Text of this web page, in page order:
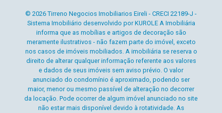
© 2026 Tirreno Negocios Imobiliarios Eireli - CRECI 22189-J -
Sistema Imobiliário desenvolvido por KUROLE A Imobiliária
informa que as mobílias e artigos de decoração são
meramente ilustrativos - não fazem parte do imóvel, exceto
nos casos de imóveis mobiliados. A imobiliária se reserva o
direito de alterar qualquer informação referente aos valores
e dados de seus imóveis sem aviso prévio. O valor
anunciado do condomínio é aproximado, podendo ser
maior, menor ou mesmo passível de alteração no decorrer
da locação. Pode ocorrer de algum imóvel anunciado no site
não estar mais disponível devido à rotatividade. As